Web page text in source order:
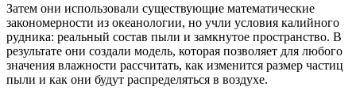
Затем они использовали существующие математические
закономерности из океанологии, но учли условия калийного
рудника: реальный состав пыли и замкнутое пространство. В
результате они создали модель, которая позволяет для любого
значения влажности рассчитать, как изменится размер частиц
пыли и как они будут распределяться в воздухе.